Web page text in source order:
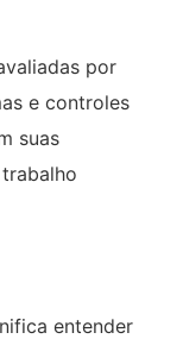
por
e controles
suas
entender